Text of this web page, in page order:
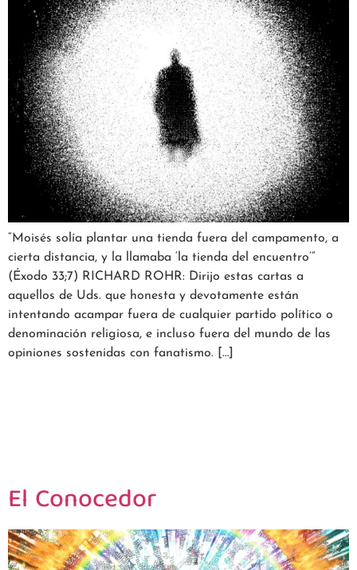
“Moisés solía plantar una tienda fuera del campamento, a
cierta distancia, y la llamaba ‘la tienda del encuentro’”
(Éxodo 33;7) RICHARD ROHR: Dirijo estas cartas a
aquellos de Uds. que honesta y devotamente están
intentando acampar fuera de cualquier partido político o
denominación religiosa, e incluso fuera del mundo de las
opiniones sostenidas con fanatismo. […]
El Conocedor